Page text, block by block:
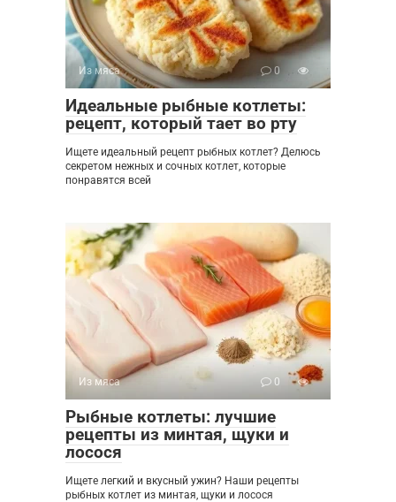
Из мяса 0
Идеальные рыбные котлеты:
рецепт, который тает во рту
Ищете идеальный рецепт рыбных котлет? Делюсь
секретом нежных и сочных котлет, которые
понравятся всей
Из мяса 0
Рыбные котлеты: лучшие
рецепты из минтая, щуки и
лосося
Ищете легкий и вкусный ужин? Наши рецепты
рыбных котлет из минтая, щуки и лосося